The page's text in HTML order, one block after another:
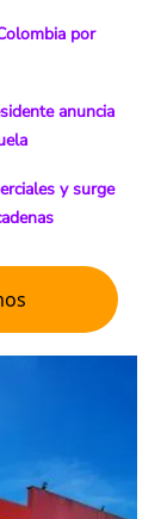
por
anuncia
y surge